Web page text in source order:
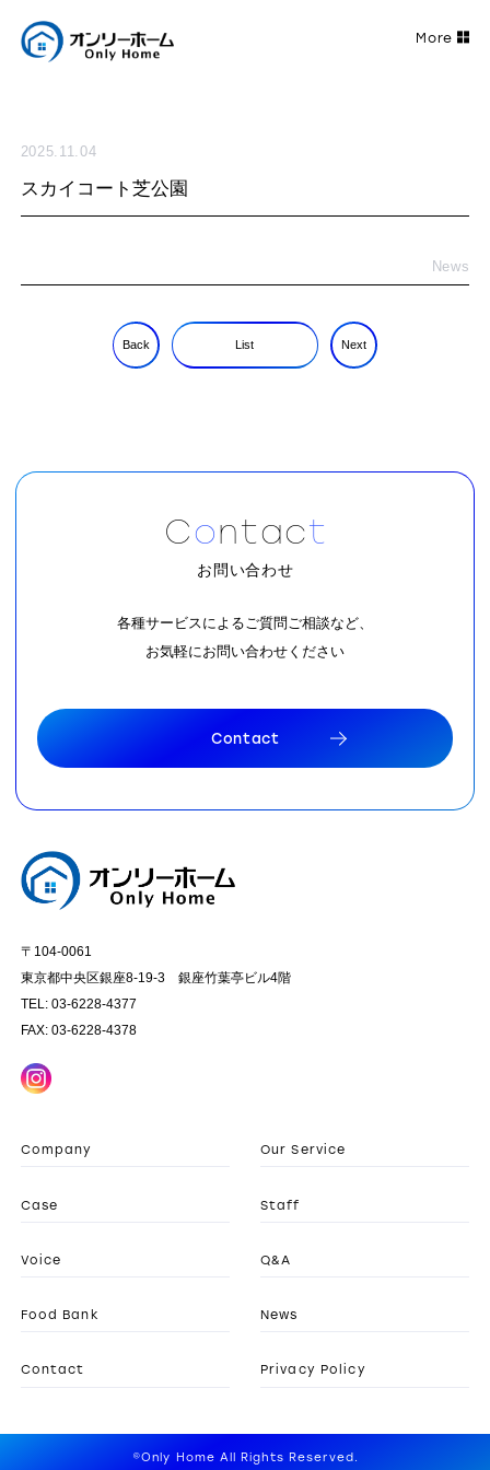
2025.11.04
スカイコート芝公園
News
Back List Next
Contact
お問い合わせ
各種サービスによるご質問ご相談など、
お気軽にお問い合わせください
Contact
〒104-0061
東京都中央区銀座8-19-3 銀座竹葉亭ビル4階
TEL: 03-6228-4377
FAX: 03-6228-4378
Company Our Service
Case Staff
Voice Q&A
Food Bank News
Contact Privacy Policy
©Only Home All Rights Reserved.